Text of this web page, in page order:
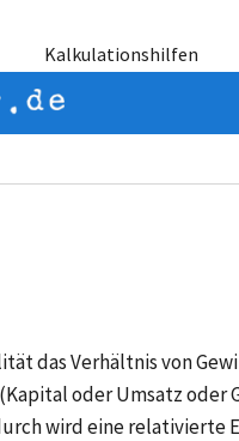
Kalkulationshilfen
das Verhältnis von
oder Umsatz oder
wird eine relativierte